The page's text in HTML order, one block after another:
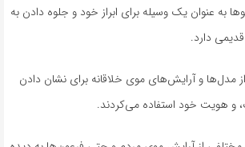
به عنوان یک وسیله برای ابراز خود و جلوه دادن به
دارد.
از مدل‌ها و آرایش‌های موی خلاقانه برای نشان دادن
و هویت خود استفاده می‌کردند.